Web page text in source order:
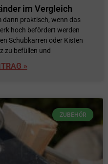
im Vergleich
dann praktisch, wenn das
hoch befördert werden
Schubkarren oder Kisten
zu befüllen und
»
ZUBEHÖR